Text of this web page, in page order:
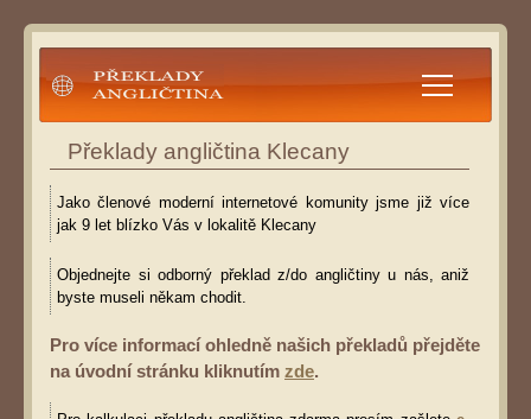
Překlady angličtina
Překlady angličtina Klecany
Jako členové moderní internetové komunity jsme již více
jak 9 let blízko Vás v lokalitě Klecany
Objednejte si odborný překlad z/do angličtiny u nás, aniž
byste museli někam chodit.
Pro více informací ohledně našich překladů přejděte
na úvodní stránku kliknutím zde.